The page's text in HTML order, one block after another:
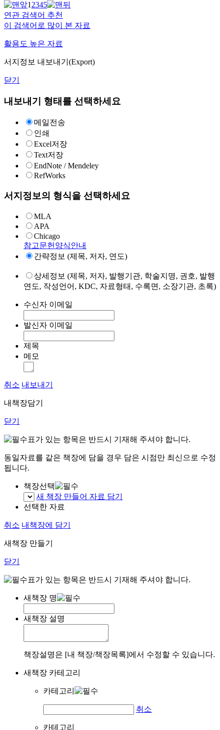
12345
연관 검색어 추천
이 검색어로 많이 본 자료
활용도 높은 자료
서지정보 내보내기(Export)
닫기
내보내기 형태를 선택하세요
메일전송
인쇄
Excel저장
Text저장
EndNote / Mendeley
RefWorks
서지정보의 형식을 선택하세요
MLA
APA
Chicago
참고문헌양식안내
간략정보 (제목, 저자, 연도)
상세정보 (제목, 저자, 발행기관, 학술지명, 권호, 발행
연도, 작성언어, KDC, 자료형태, 수록면, 소장기관, 초록)
수신자 이메일
발신자 이메일
제목
메모
취소 내보내기
내책장담기
닫기
표가 있는 항목은 반드시 기재해 주셔야 합니다.
동일자료를 같은 책장에 담을 경우 담은 시점만 최신으로 수정
됩니다.
책장선택
새 책장 만들어 자료 담기
선택한 자료
취소 내책장에 담기
새책장 만들기
닫기
표가 있는 항목은 반드시 기재해 주셔야 합니다.
새책장 명
새책장 설명
책장설명은 [내 책장/책장목록]에서 수정할 수 있습니다.
새책장 카테고리
카테고리
취소
카테고리